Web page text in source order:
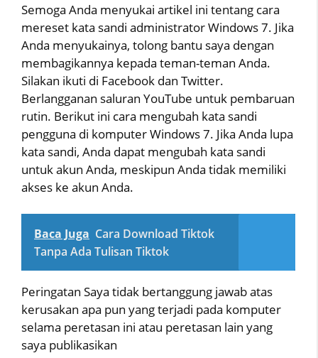
Semoga Anda menyukai artikel ini tentang cara
mereset kata sandi administrator Windows 7. Jika
Anda menyukainya, tolong bantu saya dengan
membagikannya kepada teman-teman Anda.
Silakan ikuti di Facebook dan Twitter.
Berlangganan saluran YouTube untuk pembaruan
rutin. Berikut ini cara mengubah kata sandi
pengguna di komputer Windows 7. Jika Anda lupa
kata sandi, Anda dapat mengubah kata sandi
untuk akun Anda, meskipun Anda tidak memiliki
akses ke akun Anda.
Baca Juga Cara Download Tiktok
Tanpa Ada Tulisan Tiktok
Peringatan Saya tidak bertanggung jawab atas
kerusakan apa pun yang terjadi pada komputer
selama peretasan ini atau peretasan lain yang
saya publikasikan